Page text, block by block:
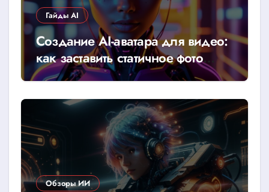
Гайды AI
Создание AI-аватара для видео:
как заставить статичное фото
говорить
Обзоры ИИ